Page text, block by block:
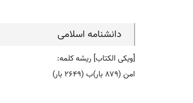
دانشنامه اسلامی
[ویکی الکتاب] ریشه کلمه:
امن (۸۷۹ بار)ب (۲۶۴۹ بار)